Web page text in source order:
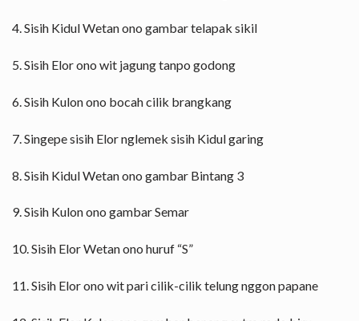
4. Sisih Kidul Wetan ono gambar telapak sikil
5. Sisih Elor ono wit jagung tanpo godong
6. Sisih Kulon ono bocah cilik brangkang
7. Singepe sisih Elor nglemek sisih Kidul garing
8. Sisih Kidul Wetan ono gambar Bintang 3
9. Sisih Kulon ono gambar Semar
10. Sisih Elor Wetan ono huruf “S”
11. Sisih Elor ono wit pari cilik-cilik telung nggon papane